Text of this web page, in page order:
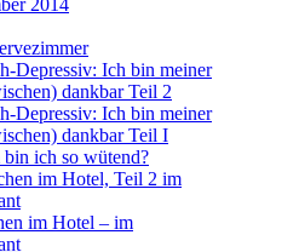
2014
Depressiv: Ich bin meiner
dankbar Teil 2
Depressiv: Ich bin meiner
dankbar Teil I
ich so wütend?
im Hotel, Teil 2 im
im Hotel – im